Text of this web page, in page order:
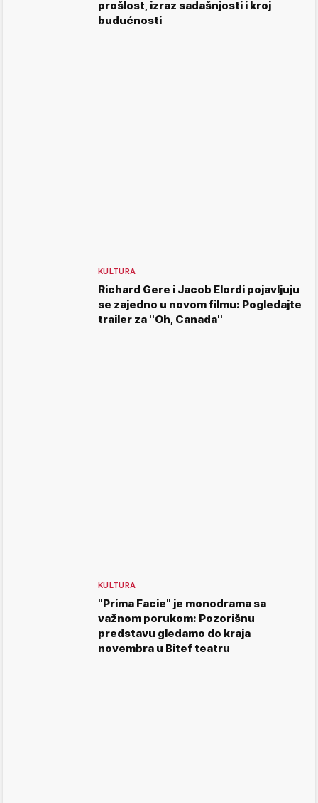
prošlost, izraz sadašnjosti i kroj
budućnosti
KULTURA
Richard Gere i Jacob Elordi pojavljuju
se zajedno u novom filmu: Pogledajte
trailer za ''Oh, Canada''
KULTURA
"Prima Facie" je monodrama sa
važnom porukom: Pozorišnu
predstavu gledamo do kraja
novembra u Bitef teatru